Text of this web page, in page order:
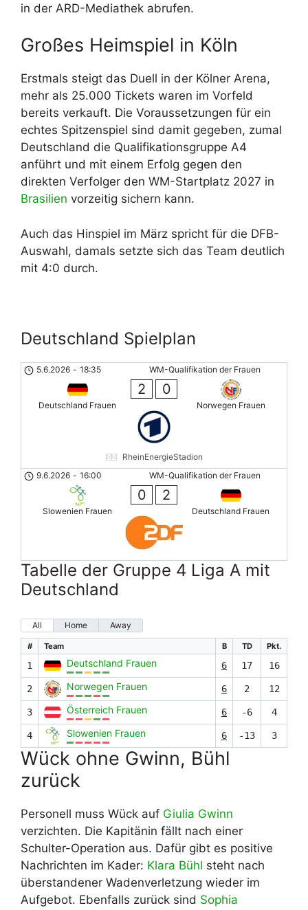
in der ARD-Mediathek abrufen.
Großes Heimspiel in Köln
Erstmals steigt das Duell in der Kölner Arena,
mehr als 25.000 Tickets waren im Vorfeld
bereits verkauft. Die Voraussetzungen für ein
echtes Spitzenspiel sind damit gegeben, zumal
Deutschland die Qualifikationsgruppe A4
anführt und mit einem Erfolg gegen den
direkten Verfolger den WM-Startplatz 2027 in
Brasilien vorzeitig sichern kann.
Auch das Hinspiel im März spricht für die DFB-
Auswahl, damals setzte sich das Team deutlich
mit 4:0 durch.
Deutschland Spielplan
WM-Qualifikation der Frauen
5.6.2026 - 18:35
Deutschland Frauen
2 0
Norwegen Frauen
RheinEnergieStadion
WM-Qualifikation der Frauen
9.6.2026 - 16:00
Slowenien Frauen
0 2
Deutschland Frauen
Tabelle der Gruppe 4 Liga A mit
Deutschland
All Home Away
# Team B TD Pkt.
1 Deutschland Frauen 6 17 16
2 Norwegen Frauen 6 2 12
3 Österreich Frauen 6 -6 4
4 Slowenien Frauen 6 -13 3
Wück ohne Gwinn, Bühl
zurück
Personell muss Wück auf Giulia Gwinn
verzichten. Die Kapitänin fällt nach einer
Schulter-Operation aus. Dafür gibt es positive
Nachrichten im Kader: Klara Bühl steht nach
überstandener Wadenverletzung wieder im
Aufgebot. Ebenfalls zurück sind Sophia